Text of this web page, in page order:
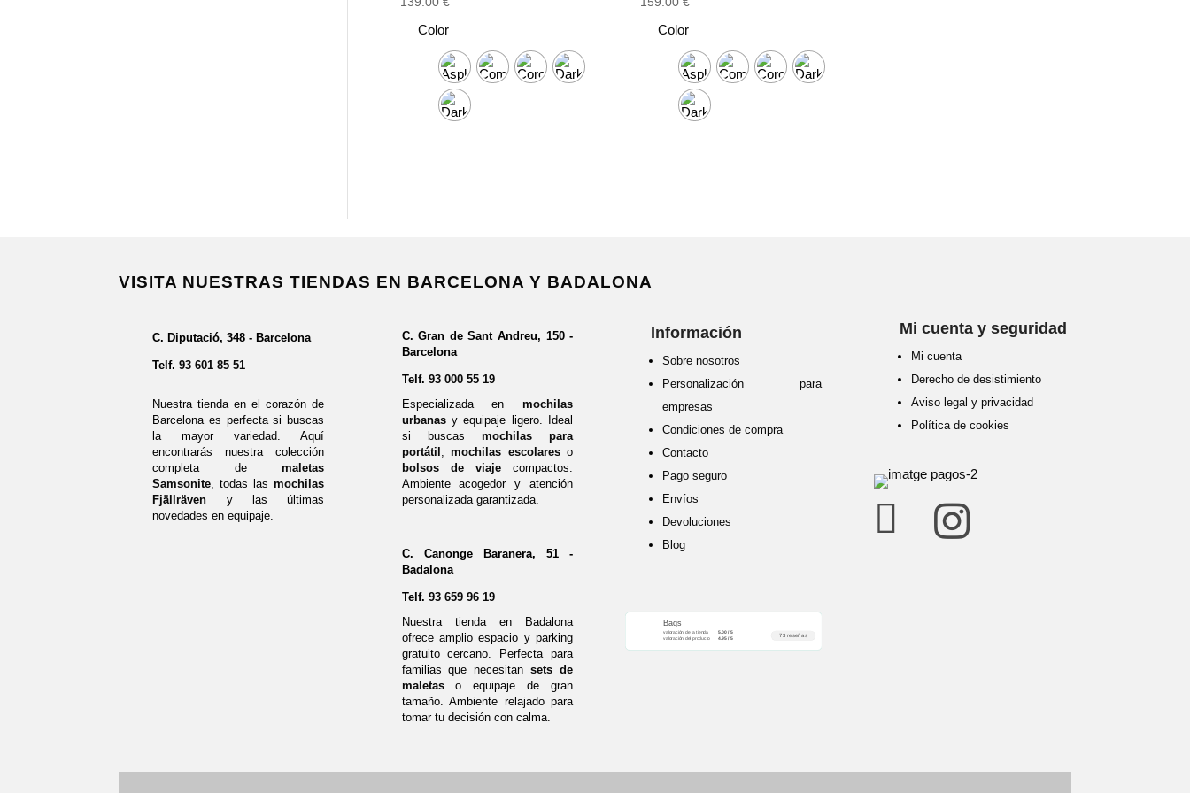
Color Color
VISITA NUESTRAS TIENDAS EN BARCELONA Y BADALONA
C. Diputació, 348 - Barcelona
Telf. 93 601 85 51
Nuestra tienda en el corazón de
Barcelona es perfecta si buscas
la mayor variedad. Aquí
encontrarás nuestra colección
completa de maletas
Samsonite , todas las mochilas
Fjällräven y las últimas
novedades en equipaje.
C. Gran de Sant Andreu, 150 -
Barcelona
Telf. 93 000 55 19
Especializada enmochilas
urbanasy equipaje ligero. Ideal
si buscas mochilas para
portátil
,mochilas escolareso
bolsos de viajecompactos.
Ambiente acogedor y atención
personalizada garantizada.
C. Canonge Baranera, 51 -
Badalona
Telf. 93 659 96 19
Nuestra tienda en Badalona
ofrece amplio espacio y parking
gratuito cercano. Perfecta para
familias que necesitansets de
maletaso equipaje de gran
tamaño. Ambiente relajado para
tomar tu decisión con calma.
Información
Sobre nosotros
Personalización para
empresas
Condiciones de compra
Contacto
Pago seguro
Envíos
Devoluciones
Blog
Baqs
valoración de la tienda
5.00 / 5
valoración del producto
4.95 / 5 73 reseñas
Mi cuenta y seguridad
Mi cuenta
Derecho de desistimiento
Aviso legal y privacidad
Política de cookies
 